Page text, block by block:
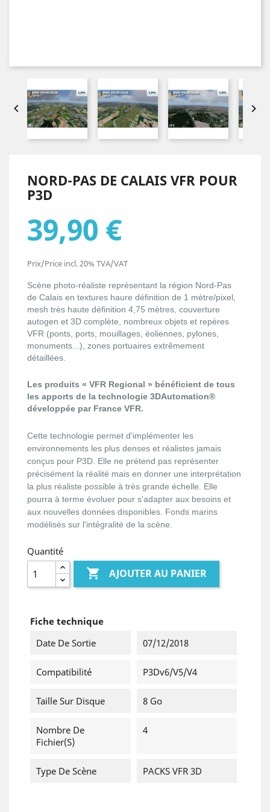
 
NORD-PAS DE CALAIS VFR POUR
P3D
39,90 €
Prix/Price incl. 20% TVA/VAT
Scène photo-réaliste représentant la région Nord-Pas
de Calais en textures haure définition de 1 mètre/pixel,
mesh très haute définition 4,75 mètres, couverture
autogen et 3D complète, nombreux objets et repères
VFR (ponts, ports, mouillages, éoliennes, pylones,
monuments...), zones portuaires extrêmement
détaillées.
Les produits « VFR Regional » bénéficient de tous
les apports de la technologie 3DAutomation®
développée par France VFR.
Cette technologie permet d'implémenter les
environnements les plus denses et réalistes jamais
conçus pour P3D. Elle ne prétend pas représenter
précisément la réalité mais en donner une interprétation
la plus réaliste possible à très grande échelle. Elle
pourra à terme évoluer pour s'adapter aux besoins et
aux nouvelles données disponibles. Fonds marins
modélisés sur l'intégralité de la scène.
Quantité
 AJOUTER AU PANIER
Fiche technique
Date De Sortie
07/12/2018
Compatibilité P3Dv6/v5/v4
Taille Sur Disque 8 Go
Nombre De
Fichier(s)
4
Type De Scène PACKS VFR 3D